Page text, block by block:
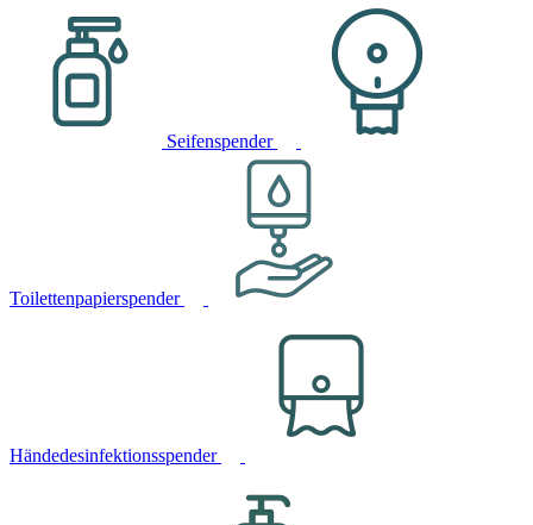
Seifenspender
Toilettenpapierspender
Händedesinfektionsspender